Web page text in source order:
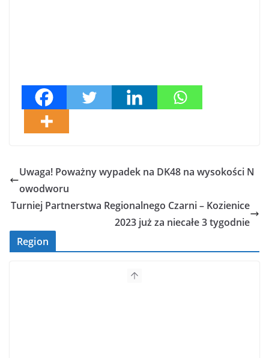
Uwaga! Poważny wypadek na DK48 na wysokości N
owodworu
Turniej Partnerstwa Regionalnego Czarni – Kozienice
2023 już za niecałe 3 tygodnie
Region